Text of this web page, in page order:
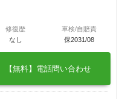
修復歴
なし
車検/自賠責
保2031/08
【無料】電話問い合わせ